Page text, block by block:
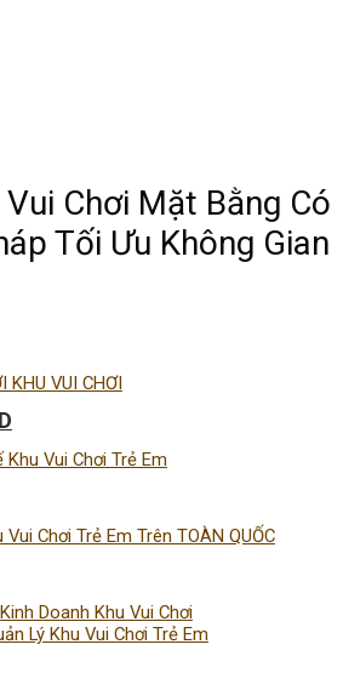
KHU VUI CHƠI
Khu Vui Chơi Trẻ Em
Vui Chơi Trẻ Em Trên TOÀN QUỐC
Doanh Khu Vui Chơi
Lý Khu Vui Chơi Trẻ Em
Chơi Mặt Bằng Có
Tối Ưu Không Gian